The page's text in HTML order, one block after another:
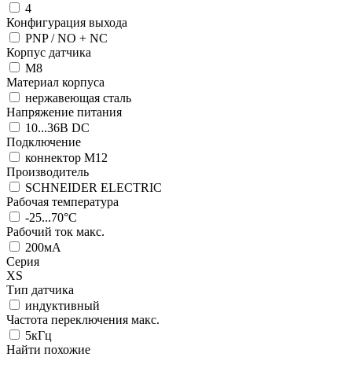
4
Конфигурация выхода
PNP / NO + NC
Корпус датчика
М8
Материал корпуса
нержавеющая сталь
Напряжение питания
10...36В DC
Подключение
коннектор M12
Производитель
SCHNEIDER ELECTRIC
Рабочая температура
-25...70°C
Рабочий ток макс.
200мА
Серия
XS
Тип датчика
индуктивный
Частота переключения макс.
5кГц
Найти похожие